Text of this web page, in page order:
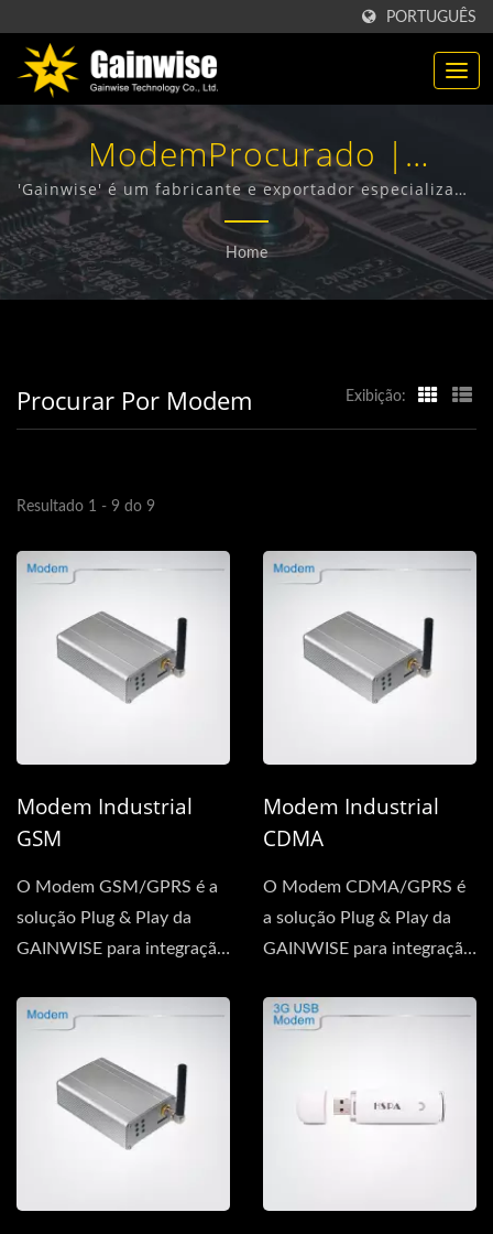
PORTUGUÊS
ModemProcurado |
Fabricante De Produtos De
Telecomunicações 'Made In
Taiwan' | 'Gainwise
'Gainwise' é um fabricante e exportador especializado
no design, desenvolvimento e fabricação de Terminais
Sem Fio Fixos, Interfone 4G, Abre-portões 4G e
Detector de Fumaça 4G.
Home
Procurar Por Modem Exibição:
Resultado 1 - 9 do 9
Modem Industrial
GSM
O Modem GSM/GPRS é a
solução Plug & Play da
GAINWISE para integração
Modem Industrial
CDMA
O Modem CDMA/GPRS é
a solução Plug & Play da
GAINWISE para integração